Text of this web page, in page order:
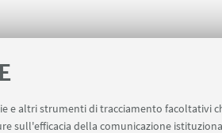
e altri strumenti di tracciamento facoltativi
sull'efficacia della comunicazione
e comunicazione (riservato